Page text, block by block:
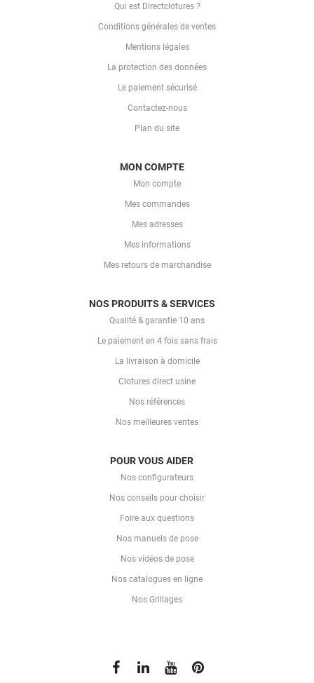
Qui est Directclotures ?
Conditions générales de ventes
Mentions légales
La protection des données
Le paiement sécurisé
Contactez-nous
Plan du site
MON COMPTE
Mon compte
Mes commandes
Mes adresses
Mes informations
Mes retours de marchandise
NOS PRODUITS & SERVICES
Qualité & garantie 10 ans
Le paiement en 4 fois sans frais
La livraison à domicile
Clotures direct usine
Nos références
Nos meilleures ventes
POUR VOUS AIDER
Nos configurateurs
Nos conseils pour choisir
Foire aux questions
Nos manuels de pose
Nos vidéos de pose
Nos catalogues en ligne
Nos Grillages